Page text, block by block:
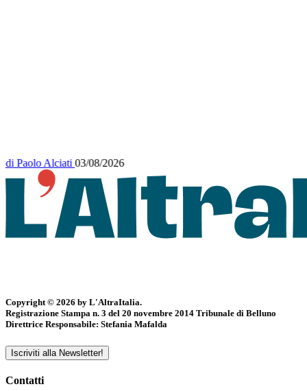
diPaolo Alciati 03/08/2026
Copyright © 2026 by L'AltraItalia.
Registrazione Stampa n. 3 del 20 novembre 2014 Tribunale di Belluno
Direttrice Responsabile: Stefania Mafalda
Iscriviti alla Newsletter!
Contatti